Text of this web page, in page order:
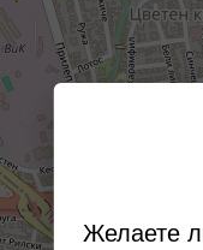
Желаете